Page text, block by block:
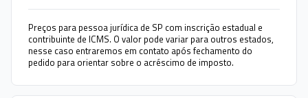
Preços para pessoa jurídica de SP com inscrição estadual e
contribuinte de ICMS. O valor pode variar para outros estados,
nesse caso entraremos em contato após fechamento do
pedido para orientar sobre o acréscimo de imposto.